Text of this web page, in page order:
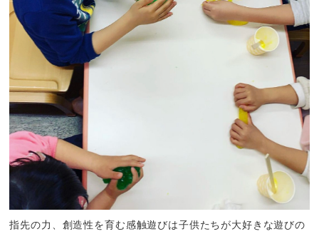
指先の力、創造性を育む感触遊びは子供たちが大好きな遊びの